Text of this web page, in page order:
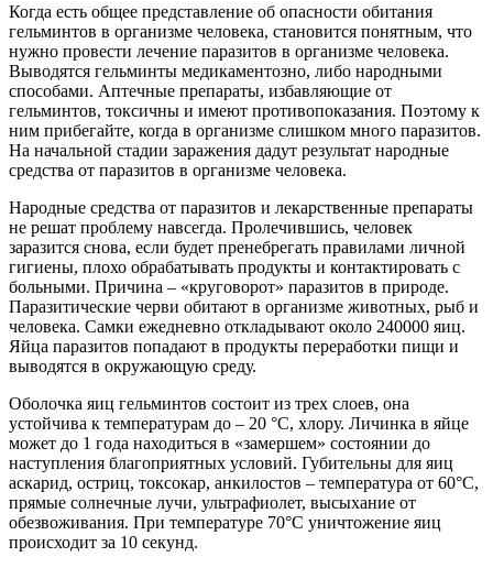
Когда есть общее представление об опасности обитания
гельминтов в организме человека, становится понятным, что
нужно провести лечение паразитов в организме человека.
Выводятся гельминты медикаментозно, либо народными
способами. Аптечные препараты, избавляющие от
гельминтов, токсичны и имеют противопоказания. Поэтому к
ним прибегайте, когда в организме слишком много паразитов.
На начальной стадии заражения дадут результат народные
средства от паразитов в организме человека.
Народные средства от паразитов и лекарственные препараты
не решат проблему навсегда. Пролечившись, человек
заразится снова, если будет пренебрегать правилами личной
гигиены, плохо обрабатывать продукты и контактировать с
больными. Причина – «круговорот» паразитов в природе.
Паразитические черви обитают в организме животных, рыб и
человека. Самки ежедневно откладывают около 240000 яиц.
Яйца паразитов попадают в продукты переработки пищи и
выводятся в окружающую среду.
Оболочка яиц гельминтов состоит из трех слоев, она
устойчива к температурам до – 20 °С, хлору. Личинка в яйце
может до 1 года находиться в «замершем» состоянии до
наступления благоприятных условий. Губительны для яиц
аскарид, остриц, токсокар, анкилостов – температура от 60°С,
прямые солнечные лучи, ультрафиолет, высыхание от
обезвоживания. При температуре 70°С уничтожение яиц
происходит за 10 секунд.